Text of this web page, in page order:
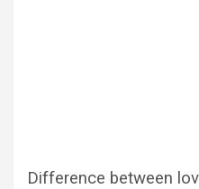
Difference between